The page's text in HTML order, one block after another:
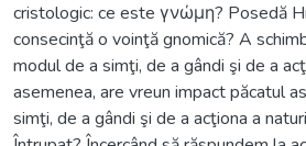
cristologic: ce este γνώμη? Posedă
consecinţă o voinţă gnomică? A
modul de a simţi, de a gândi şi de a
asemenea, are vreun impact păcatul
simţi, de a gândi şi de a acţiona a